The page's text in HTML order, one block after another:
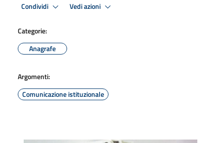
Condividi Vedi azioni
Categorie:
Anagrafe
Argomenti:
Comunicazione istituzionale